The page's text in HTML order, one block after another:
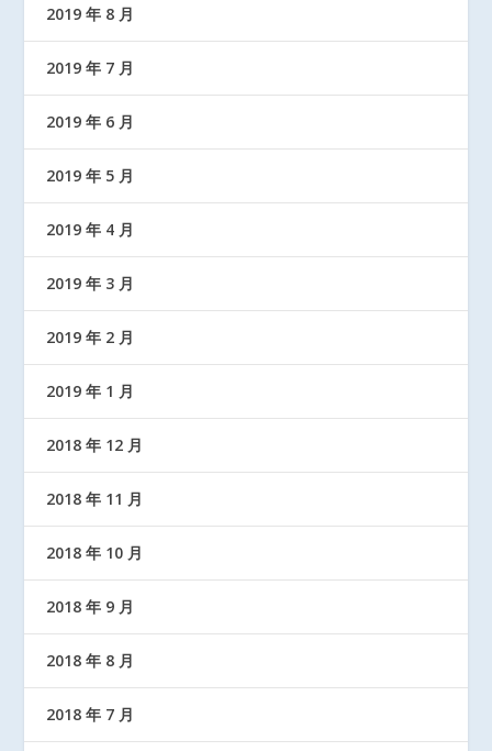
2019 年 8 月
2019 年 7 月
2019 年 6 月
2019 年 5 月
2019 年 4 月
2019 年 3 月
2019 年 2 月
2019 年 1 月
2018 年 12 月
2018 年 11 月
2018 年 10 月
2018 年 9 月
2018 年 8 月
2018 年 7 月